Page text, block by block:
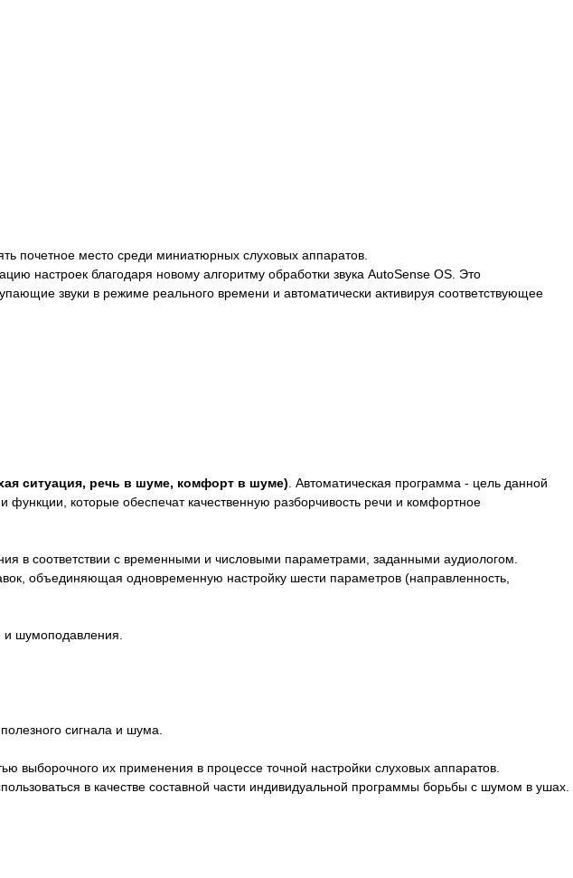
почетное место среди миниатюрных слуховых аппаратов.
настроек благодаря новому алгоритму обработки звука AutoSense OS. Это
звуки в режиме реального времени и автоматически активируя соответствующее
ситуация, речь в шуме, комфорт в шуме) . Автоматическая программа - цель данной
функции, которые обеспечат качественную разборчивость речи и комфортное
в соответствии с временными и числовыми параметрами, заданными аудиологом.
объединяющая одновременную настройку шести параметров (направленность,
шумоподавления.
сигнала и шума.
выборочного их применения в процессе точной настройки слуховых аппаратов.
в качестве составной части индивидуальной программы борьбы с шумом в ушах.